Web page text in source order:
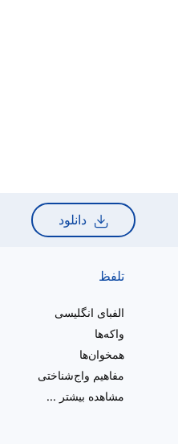
دانلود
تلفظ
الفبای انگلیسی
واکه‌ها
همخوان‌ها
مفاهیم واج‌شناختی
مشاهده بیشتر ...